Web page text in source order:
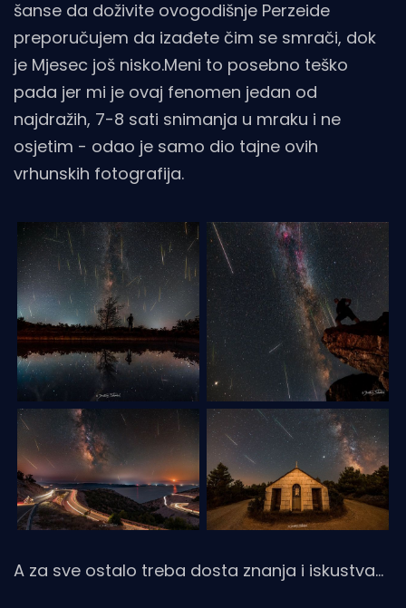
šanse da doživite ovogodišnje Perzeide
preporučujem da izađete čim se smrači, dok
je Mjesec još nisko.Meni to posebno teško
pada jer mi je ovaj fenomen jedan od
najdražih, 7-8 sati snimanja u mraku i ne
osjetim - odao je samo dio tajne ovih
vrhunskih fotografija.
A za sve ostalo treba dosta znanja i iskustva...